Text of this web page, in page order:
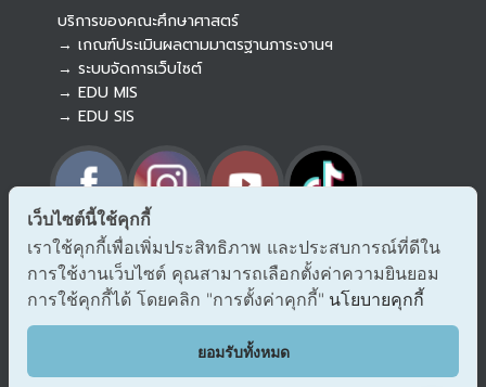
บริการของคณะศึกษาศาสตร์
→ เกณฑ์ประเมินผลตามมาตรฐานภาระงานฯ
→ ระบบจัดการเว็บไซต์
→ EDU MIS
→ EDU SIS
→ ร้องเรียนทุจริตและประพฤติมิชอบ
→ แจ้งเรื่องร้องออนไลน์ สำนักงาน ป.ป.ช.
→ รับเรื่องร้องเรียน/แจ้งเบาะแส สำนักงาน ป.ป.ท.
EDU VOC
แสดงความคิดเห็น/ข้อเสนอแนะ
เว็บไซต์นี้ใช้คุกกี้
เราใช้คุกกี้เพื่อเพิ่มประสิทธิภาพ และประสบการณ์ที่ดีใน
การใช้งานเว็บไซต์ คุณสามารถเลือกตั้งค่าความยินยอม
การใช้คุกกี้ได้ โดยคลิก "การตั้งค่าคุกกี้" นโยบายคุกกี้
ยอมรับทั้งหมด